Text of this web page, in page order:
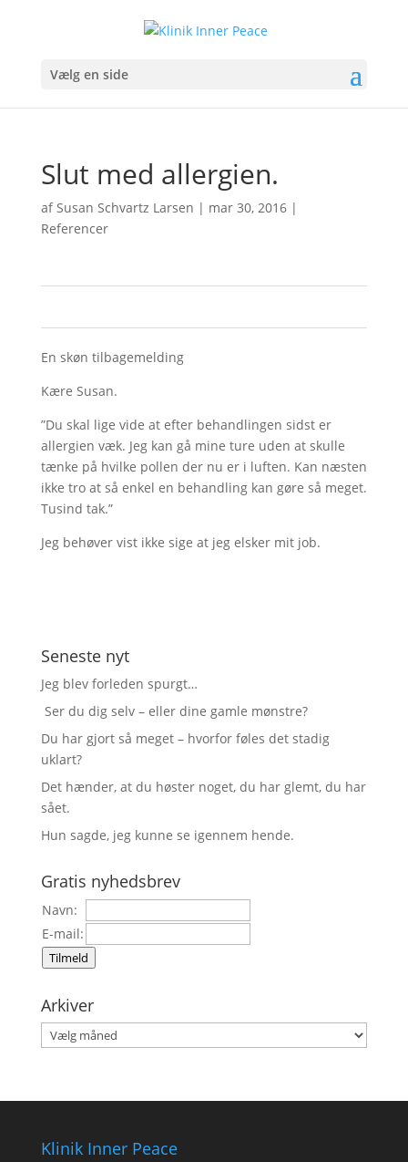
Vælg en side
Slut med allergien.
af Susan Schvartz Larsen | mar 30, 2016|
Referencer
En skøn tilbagemelding
Kære Susan.
”Du skal lige vide at efter behandlingen sidst er
allergien væk. Jeg kan gå mine ture uden at skulle
tænke på hvilke pollen der nu er i luften. Kan næsten
ikke tro at så enkel en behandling kan gøre så meget.
Tusind tak.”
Jeg behøver vist ikke sige at jeg elsker mit job.
Seneste nyt
Jeg blev forleden spurgt…
Ser du dig selv – eller dine gamle mønstre?
Du har gjort så meget – hvorfor føles det stadig
uklart?
Det hænder, at du høster noget, du har glemt, du har
sået.
Hun sagde, jeg kunne se igennem hende.
Gratis nyhedsbrev
Navn:
E-mail:
Tilmeld
Arkiver
Arkiver
Klinik Inner Peace